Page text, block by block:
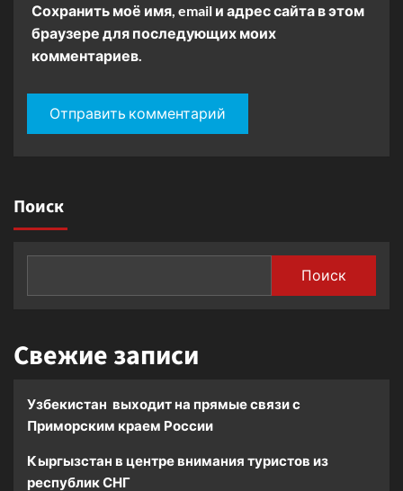
Сохранить моё имя, email и адрес сайта в этом
браузере для последующих моих
комментариев.
Поиск
Поиск
Свежие записи
Узбекистан выходит на прямые связи с
Приморским краем России
Кыргызстан в центре внимания туристов из
республик СНГ